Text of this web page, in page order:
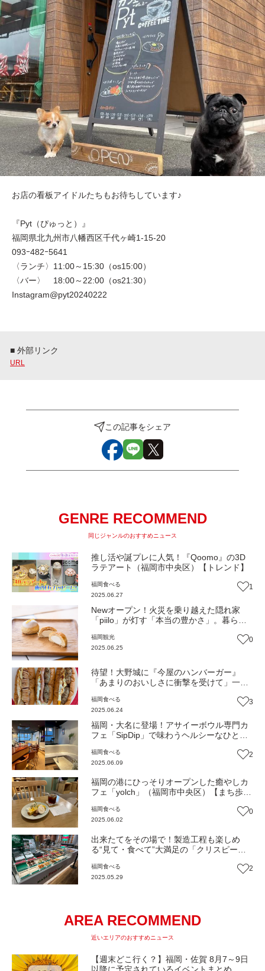
お店の看板アイドルたちもお待ちしています♪
『Pyt（ぴゅっと）』
福岡県北九州市八幡西区千代ヶ崎1-15-20
093ｰ482ｰ5641
〈ランチ〉11:00～15:30（os15:00）
〈バー〉 18:00～22:00（os21:30）
Instagram@pyt20240222
■ 外部リンク
URL
この記事をシェア
GENRE RECOMMEND
同じジャンルのおすすめニュース
推し活や誕プレに人気！『Qoomo』の3D
ラテアート（福岡市中央区）【トレンド】
福岡食べる
2025.06.27
1
Newオープン！火災を乗り越えた隠れ家
「piilo」が灯す「本当の豊かさ」。暮らし
岡・福津市）【まち歩き】
福岡観光
2025.06.25
0
待望！大野城に『今屋のハンバーガー』
「あまりのおいしさに衝撃を受けて」一か
福岡食べる
2025.06.24
3
福岡・大名に登場！アサイーボウル専門カ
フェ「SipDip」で味わうヘルシーなひとと
福岡食べる
2025.06.09
2
福岡の港にひっそりオープンした癒やしカ
フェ「yolch」（福岡市中央区）【まち歩
福岡食べる
2025.06.02
0
出来たてをその場で！製造工程も楽しめ
る“見て・食べて”大満足の「クリスピー・
（福岡市博多区）【まち歩き】
福岡食べる
2025.05.29
2
AREA RECOMMEND
近いエリアのおすすめニュース
【週末どこ行く？】福岡・佐賀 8月7～9日
以降に予定されているイベントまとめ